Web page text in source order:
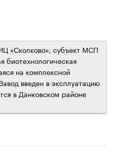
«Сколково», субъект МСП
биотехнологическая
на комплексной
введен в эксплуатацию
в Данковском районе